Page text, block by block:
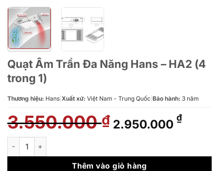
Quạt Âm Trần Đa Năng Hans – HA2 (4
trong 1)
Thương hiệu: Hans Xuất xứ: Việt Nam - Trung Quốc Bảo hành: 3 năm
3.550.000₫ Giá
gốc
3.550.000 ₫.
2.950.000 ₫Giá
là:
Quạt Âm Trần Đa Năng Hans – HA2 (4 trong 1) số lượng
Thêm vào giỏ hàng